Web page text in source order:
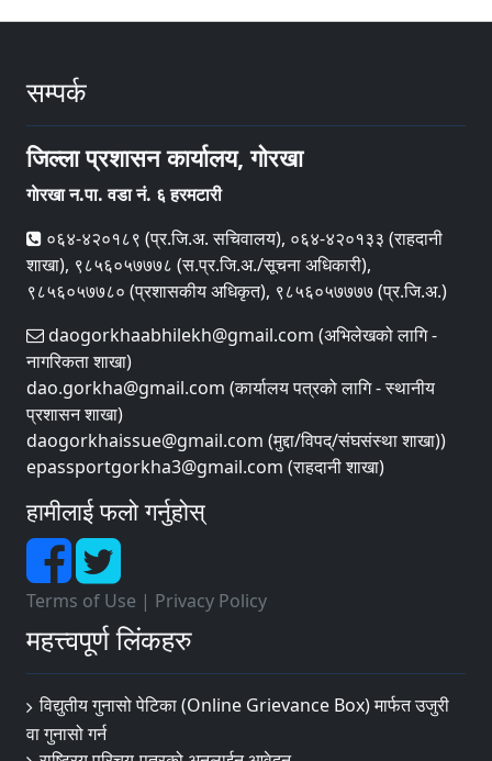
सम्पर्क
जिल्ला प्रशासन कार्यालय, गाेरखा
गाेरखा न.पा. वडा नं. ६ हरमटारी
०६४-४२०१८९ (प्र.जि.अ. सचिवालय), ०६४-४२०१३३ (राहदानी
शाखा), ९८५६०५७७७८ (स.प्र.जि.अ./सूचना अधिकारी),
९८५६०५७७८० (प्रशासकीय अधिकृत), ९८५६०५७७७७ (प्र.जि.अ.)
daogorkhaabhilekh@gmail.com (अभिलेखको लागि -
नागरिकता शाखा)
dao.gorkha@gmail.com (कार्यालय पत्रको लागि - स्थानीय
प्रशासन शाखा)
daogorkhaissue@gmail.com (मुद्दा/विपद्/संघसंस्था शाखा))
epassportgorkha3@gmail.com (राहदानी शाखा)
हामीलाई फलो गर्नुहोस्
Terms of Use | Privacy Policy
महत्त्वपूर्ण लिंकहरु
विद्युतीय गुनासो पेटिका (Online Grievance Box) मार्फत उजुरी
वा गुनासो गर्न